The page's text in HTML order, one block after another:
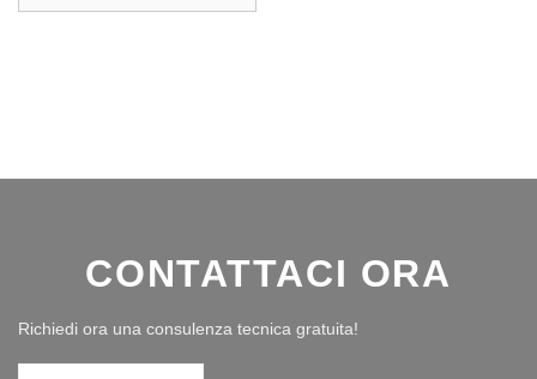
CONTATTACI ORA
Richiedi ora una consulenza tecnica gratuita!